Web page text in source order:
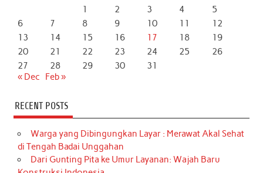
1 2 3 4
5
6
7 8 9 10 11
12
13
14 15 16 17 18
19
20
21 22 23 24 25
26
27
28 29 30
31
« Dec
Feb »
RECENT POSTS
Warga yang Dibingungkan Layar : Merawat Akal Sehat
di Tengah Badai Unggahan
Dari Gunting Pita ke Umur Layanan: Wajah Baru